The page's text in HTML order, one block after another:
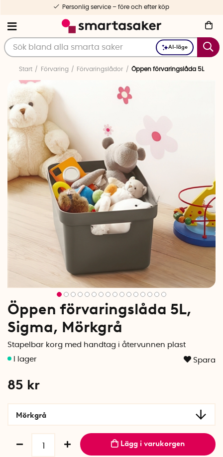
AI-läge
Personlig service – före och efter köp
Start Förvaring Förvaringslådor Öppen förvaringslåda 5L
Öppen förvaringslåda 5L,
Sigma, Mörkgrå
Stapelbar korg med handtag i återvunnen plast
Spara
85 kr
Mörkgrå
Lägg i varukorgen